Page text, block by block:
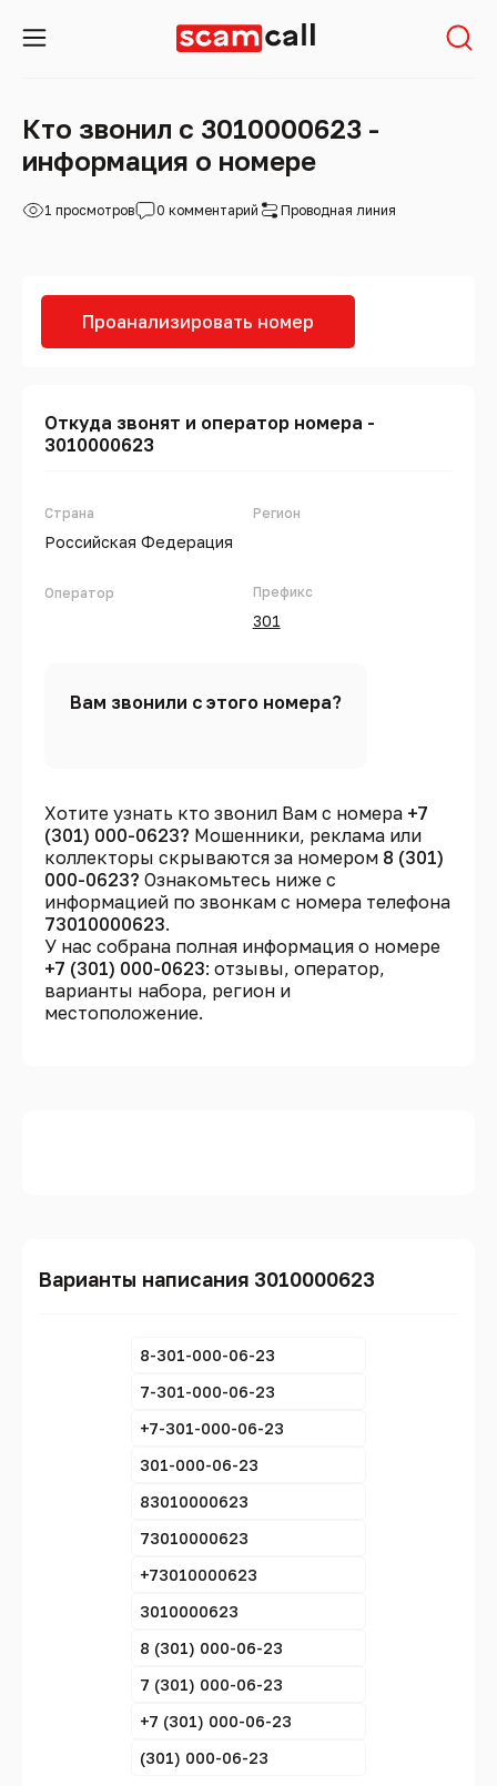
Кто звонил с 3010000623 -
информация о номере
1 просмотров 0 комментарий Проводная линия
Проанализировать номер
Откуда звонят и оператор номера -
3010000623
Страна
Российская Федерация
Оператор
Регион
Префикс
301
Вам звонили с этого номера?
Хотите узнать кто звонил Вам с номера +7
(301) 000-0623? Мошенники, реклама или
коллекторы скрываются за номером 8 (301)
000-0623? Ознакомьтесь ниже с
информацией по звонкам с номера телефона
73010000623.
У нас собрана полная информация о номере
+7 (301) 000-0623: отзывы, оператор,
варианты набора, регион и
местоположение.
Варианты написания 3010000623
8-301-000-06-23
7-301-000-06-23
+7-301-000-06-23
301-000-06-23
83010000623
73010000623
+73010000623
3010000623
8 (301) 000-06-23
7 (301) 000-06-23
+7 (301) 000-06-23
(301) 000-06-23